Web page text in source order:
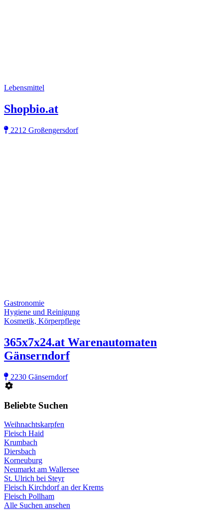
Lebensmittel
Shopbio.at
2212 Großengersdorf
Gastronomie
Hygiene und Reinigung
Kosmetik, Körperpflege
365x7x24.at Warenautomaten
Gänserndorf
2230 Gänserndorf
Beliebte Suchen
Weihnachtskarpfen
Fleisch Haid
Krumbach
Diersbach
Korneuburg
Neumarkt am Wallersee
St. Ulrich bei Steyr
Fleisch Kirchdorf an der Krems
Fleisch Pollham
Alle Suchen ansehen